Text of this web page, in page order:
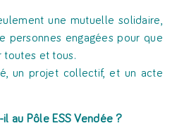
une mutuelle solidaire,
personnes engagées pour que
toutes et tous.
un projet collectif, et un acte
au Pôle ESS Vendée ?